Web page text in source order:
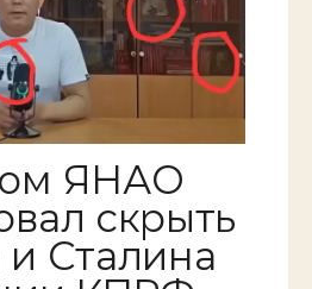
ЯНАО
скрыть
Сталина